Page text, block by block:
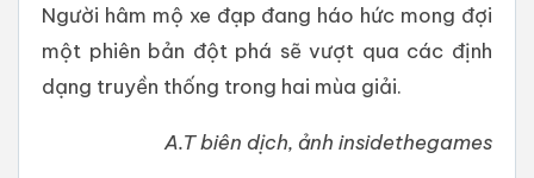
Người hâm mộ xe đạp đang háo hức mong đợi
một phiên bản đột phá sẽ vượt qua các định
dạng truyền thống trong hai mùa giải.
A.T biên dịch, ảnh insidethegames